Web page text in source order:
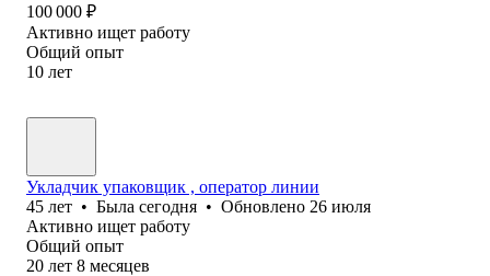
100 000 ₽
Активно ищет работу
Общий опыт
10 лет
Укладчик упаковщик , оператор линии
45 лет • Была сегодня • Обновлено 26 июля
Активно ищет работу
Общий опыт
20 лет 8 месяцев